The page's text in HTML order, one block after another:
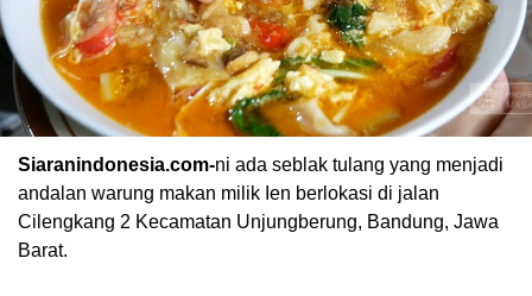
Siaranindonesia.com-ni ada seblak tulang yang menjadi
andalan warung makan milik Ien berlokasi di jalan
Cilengkang 2 Kecamatan Unjungberung, Bandung, Jawa
Barat.